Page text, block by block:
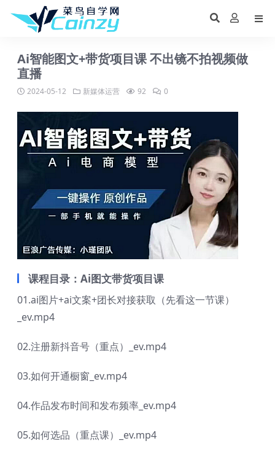
Ai智能图文+带货项目课 不出镜不拍视频做
直播
2024-05-12 新媒体运营 92 0
课程目录：Ai图文带货项目课
01.ai图片+ai文案+团长对接获取（先看这一节课）
_ev.mp4
02.注册新抖音号（重点）_ev.mp4
03.如何开通橱窗_ev.mp4
04.作品发布时间和发布频率_ev.mp4
05.如何选品（重点课）_ev.mp4